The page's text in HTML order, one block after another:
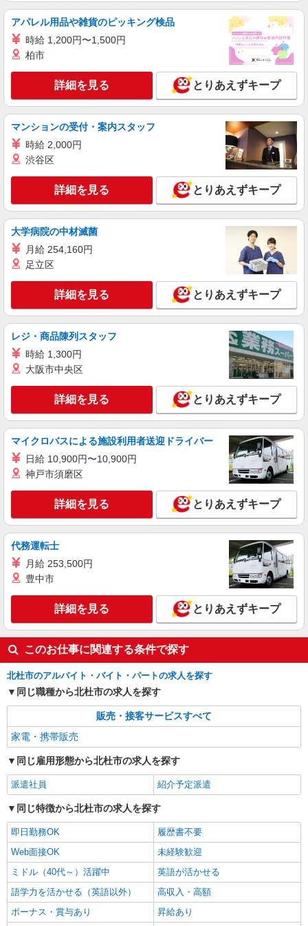
アパレル用品や雑貨のピッキング検品
時給 1,200円〜1,500円
柏市
詳細を見る とりあえずキープ
マンションの受付・案内スタッフ
時給 2,000円
渋谷区
詳細を見る とりあえずキープ
大学病院の中材滅菌
月給 254,160円
足立区
詳細を見る とりあえずキープ
レジ・商品陳列スタッフ
時給 1,300円
大阪市中央区
詳細を見る とりあえずキープ
マイクロバスによる施設利用者送迎ドライバー
日給 10,900円〜10,900円
神戸市須磨区
詳細を見る とりあえずキープ
代務運転士
月給 253,500円
豊中市
詳細を見る とりあえずキープ
このお仕事に関連する条件で探す
北杜市のアルバイト・バイト・パートの求人を探す
同じ職種から北杜市の求人を探す
販売・接客サービスすべて
家電・携帯販売
同じ雇用形態から北杜市の求人を探す
派遣社員 紹介予定派遣
同じ特徴から北杜市の求人を探す
即日勤務OK
履歴書不要
Web面接OK
未経験歓迎
ミドル（40代～）活躍中
英語が活かせる
語学力を活かせる（英語以外）
高収入・高額
ボーナス・賞与あり
昇給あり